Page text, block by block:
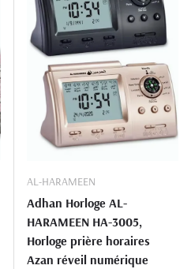
AL-HARAMEEN
Adhan Horloge AL-
HARAMEEN HA-3005,
Horloge prière horaires
Azan réveil numérique